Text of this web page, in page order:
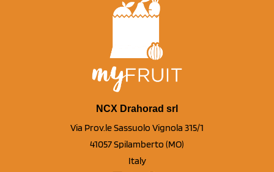
NCX Drahorad srl
Via Prov.le Sassuolo Vignola 315/1
41057 Spilamberto (MO)
Italy